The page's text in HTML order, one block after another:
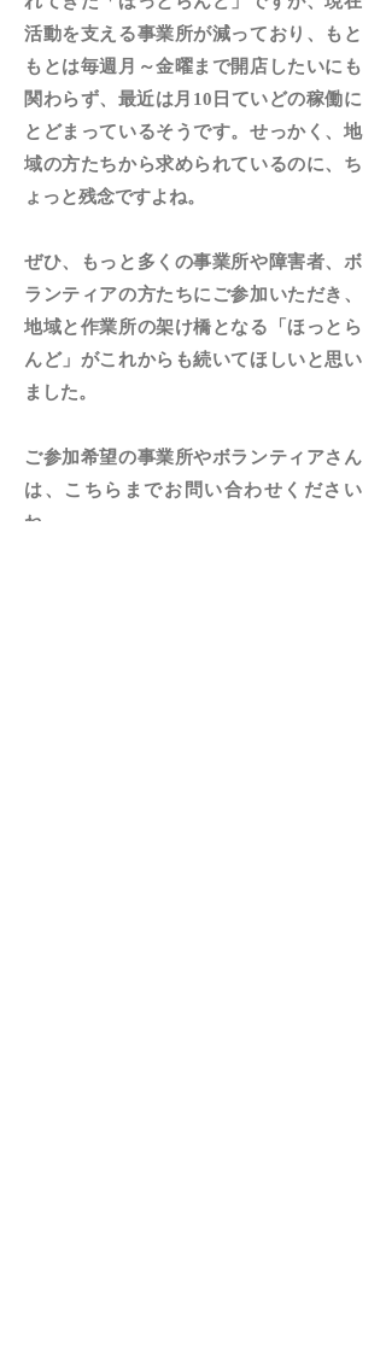
活動を支える事業所が減っており、もと
もとは毎週月～金曜まで開店したいにも
関わらず、最近は月10日ていどの稼働に
とどまっているそうです。せっかく、地
域の方たちから求められているのに、ち
ょっと残念ですよね。
ぜひ、もっと多くの事業所や障害者、ボ
ランティアの方たちにご参加いただき、
地域と作業所の架け橋となる「ほっとら
んど」がこれからも続いてほしいと思い
ました。
ご参加希望の事業所やボランティアさん
は、こちらまでお問い合わせください
ね。